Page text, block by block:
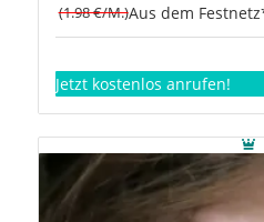
(1.98 €/M.)Aus dem
Jetzt kostenlos anrufen!